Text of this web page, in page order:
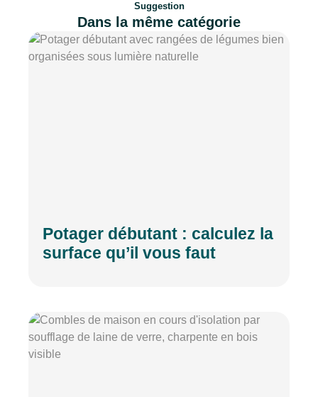
Suggestion
Dans la même catégorie
Potager débutant : calculez la
surface qu’il vous faut